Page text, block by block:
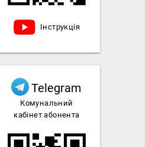
Інструкція
Telegram
Комунальний
кабінет абонента